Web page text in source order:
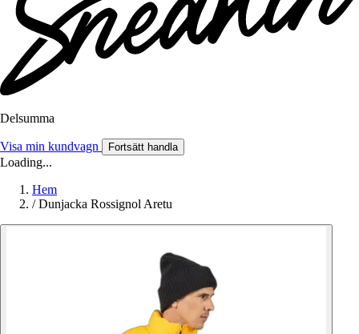
Delsumma
Visa min kundvagn Fortsätt handla
Loading...
Hem
/ Dunjacka Rossignol Aretu